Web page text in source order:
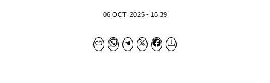
06 OCT. 2025 - 16:39